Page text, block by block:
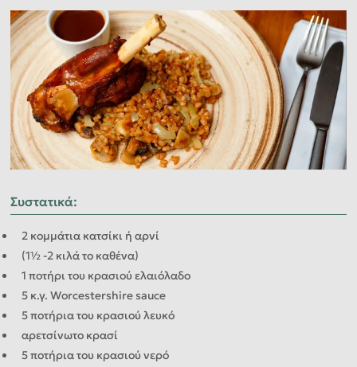
Συστατικά:
2 κομμάτια κατσίκι ή αρνί
(1½ -2 κιλά το καθένα)
1 ποτήρι του κρασιού ελαιόλαδο
5 κ.γ. Worcestershire sauce
5 ποτήρια του κρασιού λευκό
αρετσίνωτο κρασί
5 ποτήρια του κρασιού νερό